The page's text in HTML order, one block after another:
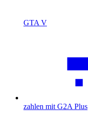
GTA V
zahlen mit G2A Plus